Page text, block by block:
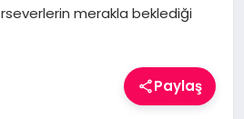
merakla beklediği
Paylaş